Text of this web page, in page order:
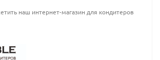
наш интернет-магазин для кондитеров